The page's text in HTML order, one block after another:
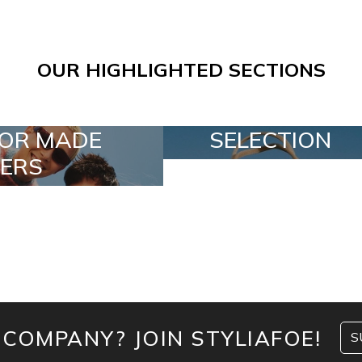
OUR HIGHLIGHTED SECTIONS
SPECIAL LOTS
JOIN STYLIAFOE!